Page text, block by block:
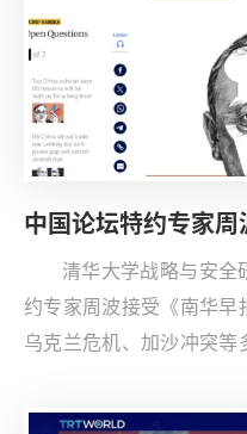
中国论坛特约专家
清华大学战略与安
约专家周波接受《南华早
乌克兰危机、加沙冲突等
表观点。